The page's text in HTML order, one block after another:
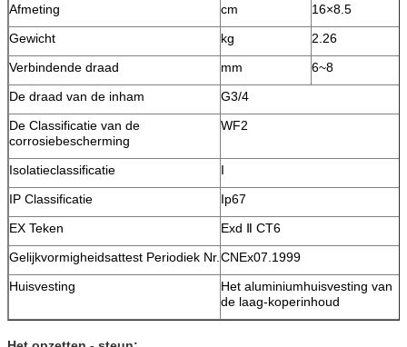
Afmeting
cm
16×8.5
Gewicht
kg
2.26
Verbindende draad
mm
6~8
De draad van de inham
G3/4
De Classificatie van de
corrosiebescherming
WF2
Isolatieclassificatie
I
IP Classificatie
Ip67
EX Teken
Exd Ⅱ CT6
Gelijkvormigheidsattest Periodiek Nr. CNEx07.1999
Huisvesting
Het aluminiumhuisvesting van
de laag-koperinhoud